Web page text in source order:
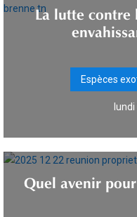
La lutte contre
Espèces
Quel avenir pour